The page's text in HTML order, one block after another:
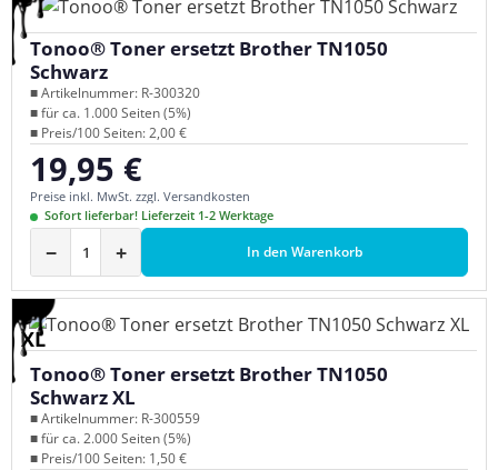
Tonoo® Toner ersetzt Brother TN1050
Schwarz
■ Artikelnummer: R-300320
■ für ca. 1.000 Seiten (5%)
■ Preis/100 Seiten: 2,00 €
Regulärer Preis:
19,95 €
Preise inkl. MwSt. zzgl. Versandkosten
Sofort lieferbar! Lieferzeit 1-2 Werktage
− + In den Warenkorb
XL
Tonoo® Toner ersetzt Brother TN1050
Schwarz XL
■ Artikelnummer: R-300559
■ für ca. 2.000 Seiten (5%)
■ Preis/100 Seiten: 1,50 €